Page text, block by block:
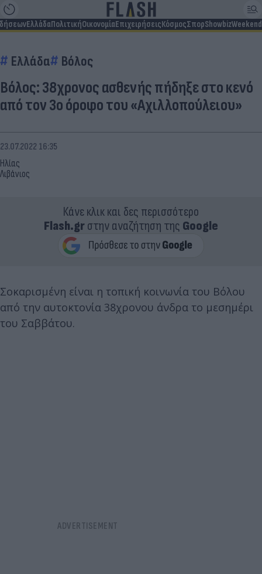
ΕλλάδαΠολιτικήΟικονομίαΕπιχειρήσειςΚόσμοςΣπορShowbizWeekend
Ελλάδα Βόλος
Βόλος: 38χρονος ασθενής πήδηξε στο κενό
από τον 3ο όροφο του «Αχιλλοπούλειου»
Ηλίας
Λιβάνιος
23.07.2022 16:35
Κάνε κλικ και δες περισσότερο
Flash.grστην αναζήτηση της Google
Σοκαρισμένη είναι η τοπική κοινωνία του Βόλου
από την αυτοκτονία 38χρονου άνδρα το μεσημέρι
του Σαββάτου.